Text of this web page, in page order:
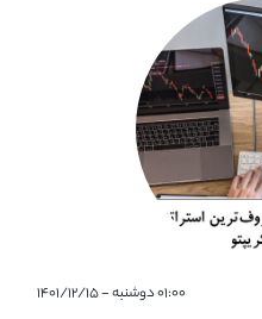
۰۱:۰۰ دوشنبه - ۱۴۰۱/۱۲/۱۵